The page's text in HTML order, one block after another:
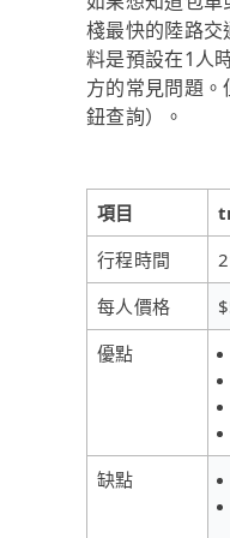
棧最快的陸路
料是預設在1人
方的常見問題
鈕查詢）。
項目
行程時間
每人價格
優點
缺點